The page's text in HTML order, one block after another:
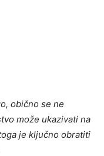
obično se ne
može ukazivati na
je ključno obratiti